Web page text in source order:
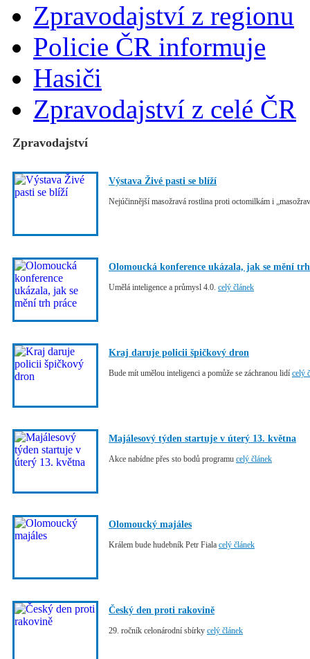
Zpravodajství z regionu
Policie ČR informuje
Hasiči
Zpravodajství z celé ČR
Zpravodajství
Výstava Živé pasti se blíží
Nejúčinnější masožravá rostlina proti octomilkám i
Olomoucká konference ukázala, jak se mění
Umělá inteligence a průmysl 4.0. celý článek
Kraj daruje policii špičkový dron
Bude mít umělou inteligenci a pomůže se záchranou lidí celý
Majálesový týden startuje v úterý 13. května
Akce nabídne přes sto bodů programu celý článek
Olomoucký majáles
Králem bude hudebník Petr Fiala celý článek
Český den proti rakovině
29. ročník celonárodní sbírky celý článek